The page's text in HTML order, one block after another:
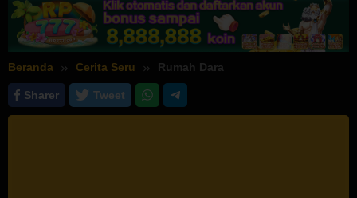
Beranda Cerita Seru Rumah Dara
Sharer Tweet